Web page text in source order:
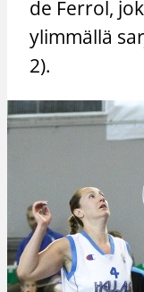
de Ferrol,
ylimmällä
2).